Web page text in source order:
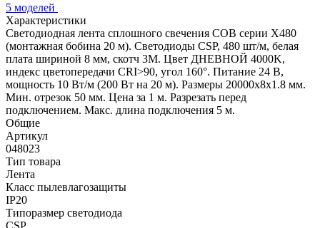
5 моделей
Характеристики
Светодиодная лента сплошного свечения COB серии X480
(монтажная бобина 20 м). Светодиоды CSP, 480 шт/м, белая
плата шириной 8 мм, скотч 3M. Цвет ДНЕВНОЙ 4000K,
индекс цветопередачи CRI>90, угол 160°. Питание 24 В,
мощность 10 Вт/м (200 Вт на 20 м). Размеры 20000х8х1.8 мм.
Мин. отрезок 50 мм. Цена за 1 м. Разрезать перед
подключением. Макс. длина подключения 5 м.
Общие
Артикул
048023
Тип товара
Лента
Класс пылевлагозащиты
IP20
Типоразмер светодиода
CSP